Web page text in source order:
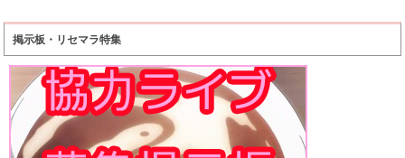
掲示板・リセマラ特集